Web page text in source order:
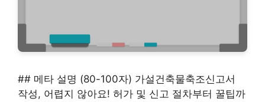
## 메타 설명 (80-100자) 가설건축물축조신고서
작성, 어렵지 않아요! 허가 및 신고 절차부터 꿀팁까